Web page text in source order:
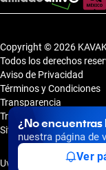
¿No encuentras
nuestra página de
Ver
Copyright © 2026
Todos los derechos
Aviso de Privacidad
Términos y Condiciones
Transparencia
Transparencia Financiera
Sitemap
Uvi Tech, S.A.P.I. de